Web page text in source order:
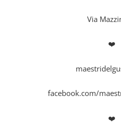
Via
❤️
facebook.com/
❤️